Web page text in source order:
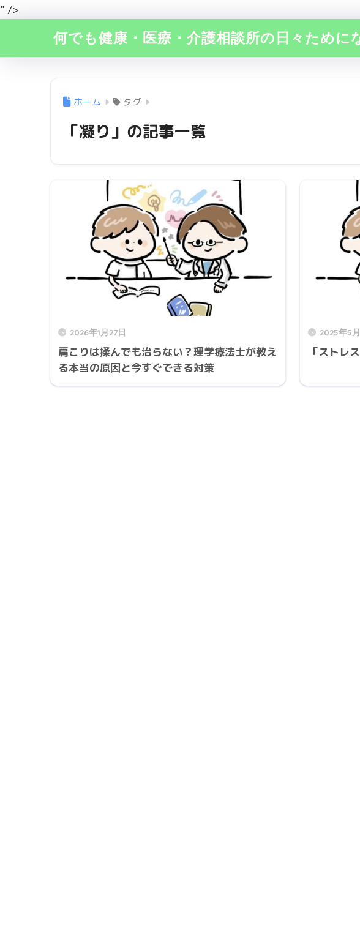
" />
何でも健康・医療・介護相談所の日々ために
ホーム タグ
「凝り」の記事一覧
2026年1月27日
肩こりは揉んでも治らない？理学療法士が教え
る本当の原因と今すぐできる対策
2025年5
「ストレ